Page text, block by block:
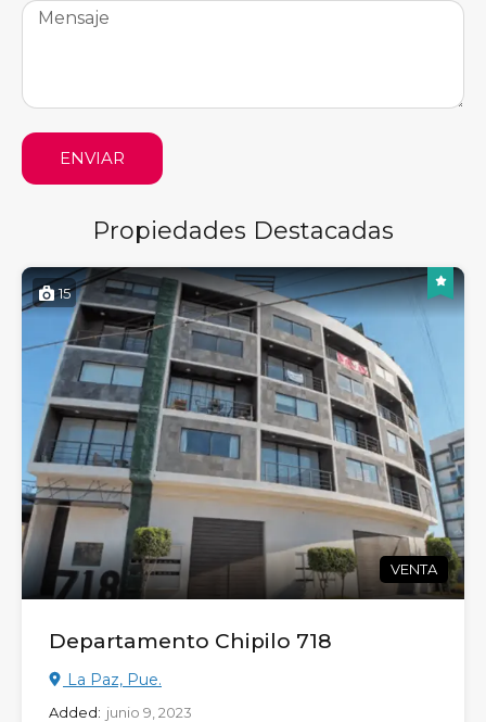
ENVIAR
Propiedades Destacadas
15
VENTA
Departamento Chipilo 718
La Paz, Pue.
Added: junio 9, 2023